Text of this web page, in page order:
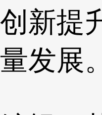
创新提
量发展。